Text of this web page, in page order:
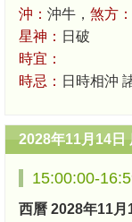
沖： 沖牛， 煞方：
星神： 日破
時宜：
時忌： 日時相沖
2028年11月14日
15:00:00-
西曆 2028年11